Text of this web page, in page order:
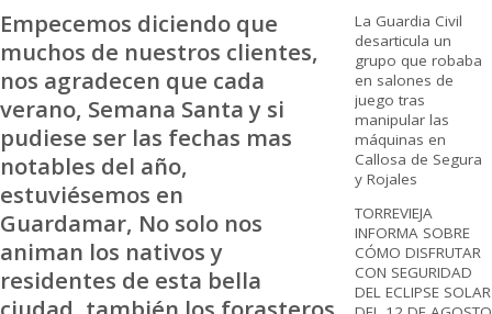
Empecemos diciendo que
muchos de nuestros clientes,
nos agradecen que cada
verano, Semana Santa y si
pudiese ser las fechas mas
notables del año,
estuviésemos en
Guardamar, No solo nos
animan los nativos y
residentes de esta bella
La Guardia Civil
desarticula un
grupo que robaba
en salones de
juego tras
manipular las
máquinas en
Callosa de Segura
y Rojales
TORREVIEJA
INFORMA SOBRE
CÓMO DISFRUTAR
CON SEGURIDAD
DEL ECLIPSE SOLAR